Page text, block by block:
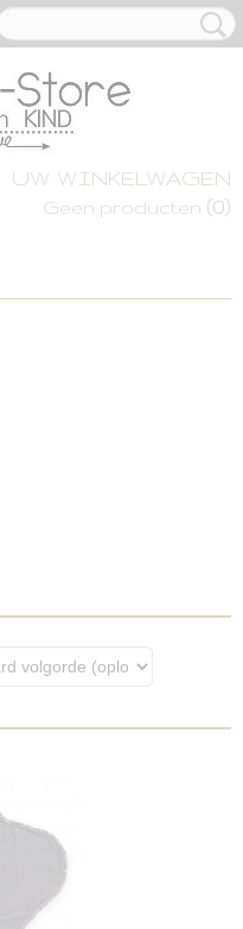
UW WINKELWAGEN
Geen producten (0)